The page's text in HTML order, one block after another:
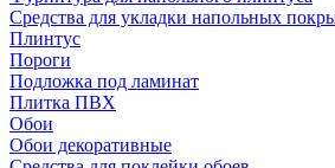
Средства для укладки напольных
Плинтус
Пороги
Подложка под ламинат
Плитка ПВХ
Обои
Обои декоративные